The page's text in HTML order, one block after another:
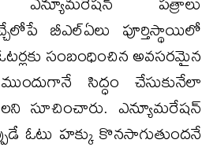
బీఎల్ఏలు పూర్తిస్థాయిలో
సంబంధించిన అవసరమైన
సిద్ధం చేసుకునేలా
సూచించారు. ఎన్యూమరేషన్
ఓటు హక్కు కొనసాగుతుందనే